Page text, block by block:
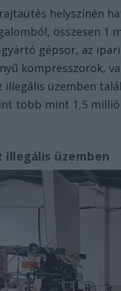
helyszínén
összesen
gépsor, az
kompresszorok,
illegális üzemben
több mint 1,5
illegális üzemben